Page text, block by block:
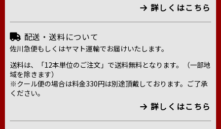
詳しくはこちら
配送・送料について
佐川急便もしくはヤマト運輸でお届けいたします。
送料は、「12本単位のご注文」で送料無料となります。（一部地
域を除きます）
※クール便の場合は料金330円は別途頂戴しております。ご了承
ください。
詳しくはこちら